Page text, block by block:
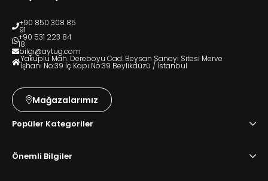
+90 850 308 85
91
+90 531 223 84
18
bilgi@aytug.com
Yakuplu Mah. Dereboyu Cad. Beysan Sanayi Sitesi Merve
İşhanı No:39 İç Kapı No:39 Beylikdüzü / İstanbul
Mağazalarımız
Popüler Kategoriler
Önemli Bilgiler